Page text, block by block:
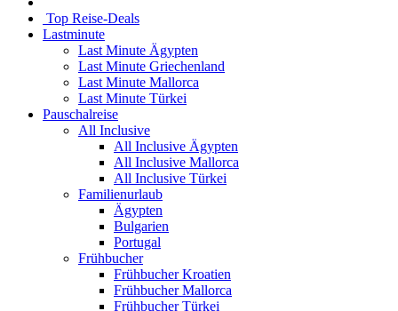
Top Reise-Deals
Lastminute
Last Minute Ägypten
Last Minute Griechenland
Last Minute Mallorca
Last Minute Türkei
Pauschalreise
All Inclusive
All Inclusive Ägypten
All Inclusive Mallorca
All Inclusive Türkei
Familienurlaub
Ägypten
Bulgarien
Portugal
Frühbucher
Frühbucher Kroatien
Frühbucher Mallorca
Frühbucher Türkei